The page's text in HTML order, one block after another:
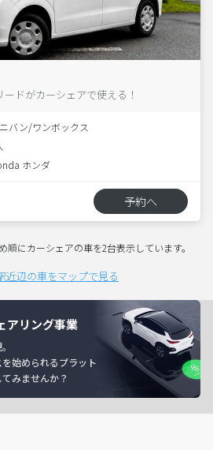
ドがカーシェアで使える！
バン/ワンボックス
ホンダ
予約へ
にカーシェアの車を2台表示しています。
近辺の車をマップで見る
アリング事業
始められるプラット
みませんか？